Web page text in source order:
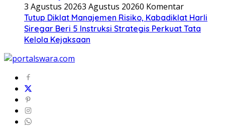
3 Agustus 20263 Agustus 20260 Komentar
Tutup Diklat Manajemen Risiko, Kabadiklat Harli
Siregar Beri 5 Instruksi Strategis Perkuat Tata
Kelola Kejaksaan